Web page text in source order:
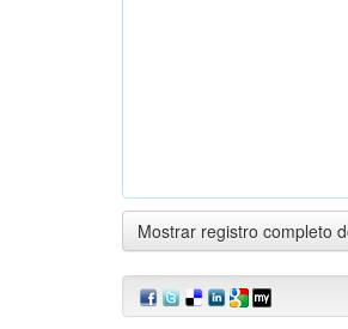
Mostrar registro completo